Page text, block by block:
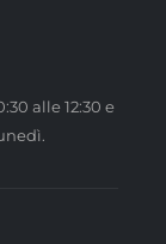
alle 12:30 e